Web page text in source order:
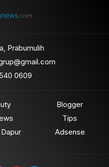
Prabumulih
0609
Blogger
Tips
Adsense